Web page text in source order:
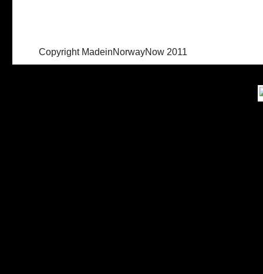
Copyright MadeinNorwayNow 2011